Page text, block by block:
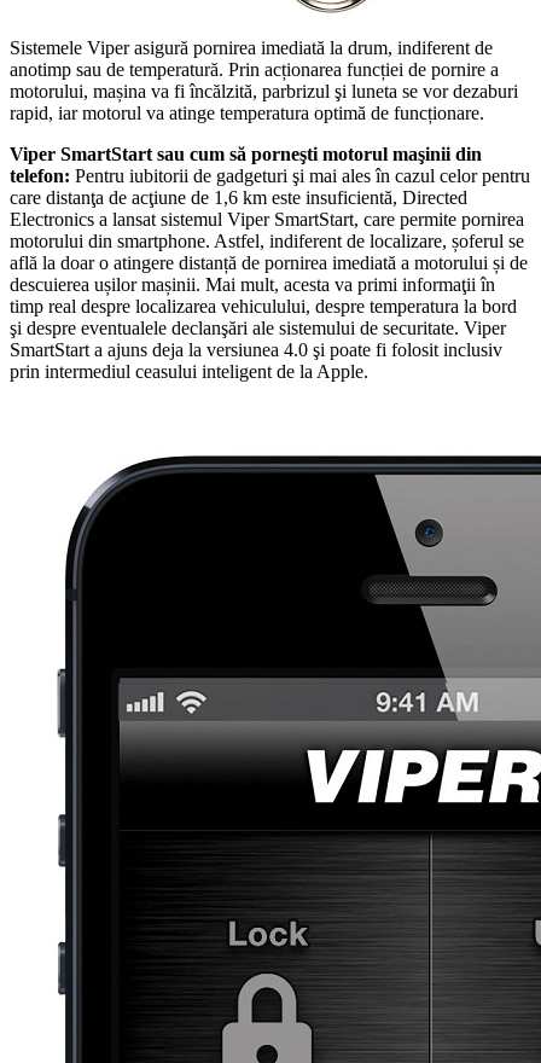
Sistemele Viper asigură pornirea imediată la drum, indiferent de
anotimp sau de temperatură. Prin acționarea funcției de pornire a
motorului, mașina va fi încălzită, parbrizul şi luneta se vor dezaburi
rapid, iar motorul va atinge temperatura optimă de funcționare.
Viper SmartStart sau cum să porneşti motorul maşinii din
telefon: Pentru iubitorii de gadgeturi şi mai ales în cazul celor pentru
care distanţa de acţiune de 1,6 km este insuficientă, Directed
Electronics a lansat sistemul Viper SmartStart, care permite pornirea
motorului din smartphone. Astfel, indiferent de localizare, șoferul se
află la doar o atingere distanță de pornirea imediată a motorului și de
descuierea ușilor mașinii. Mai mult, acesta va primi informaţii în
timp real despre localizarea vehiculului, despre temperatura la bord
şi despre eventualele declanşări ale sistemului de securitate. Viper
SmartStart a ajuns deja la versiunea 4.0 şi poate fi folosit inclusiv
prin intermediul ceasului inteligent de la Apple.